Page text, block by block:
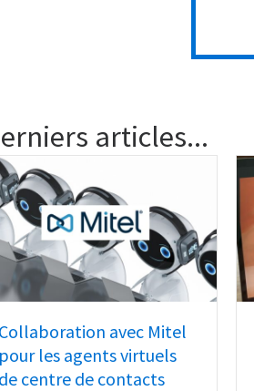
articles...
Collaboration avec Mitel
pour les agents virtuels
de centre de contacts